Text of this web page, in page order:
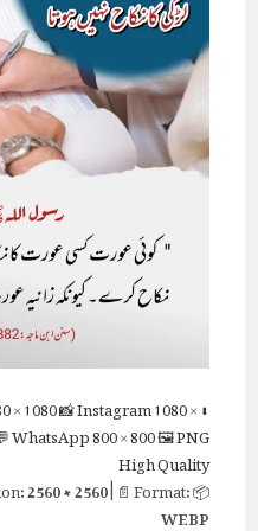
⬇ Original
× 1080📸 Instagram1080 ×
WhatsApp800 × 800🖼 PNG
High Quality
📦 Size:
2560 × 2560| 📄 Format:
WEBP